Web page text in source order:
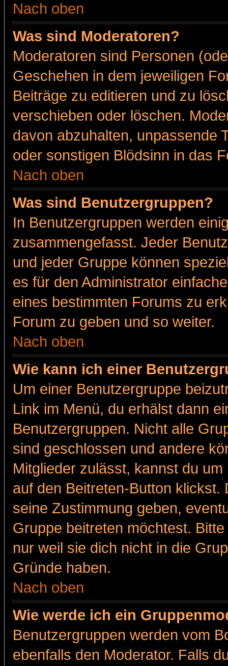
Nach oben
Was sind Moderatoren?
Moderatoren sind Personen
Geschehen in dem jeweiligen
Beiträge zu editieren und zu
verschieben oder löschen.
davon abzuhalten, unpassende
oder sonstigen Blödsinn in das
Nach oben
Was sind Benutzergruppen?
In Benutzergruppen werden
zusammengefasst. Jeder
und jeder Gruppe können
es für den Administrator
eines bestimmten Forums zu
Forum zu geben und so weiter.
Nach oben
Wie kann ich einer
Um einer Benutzergruppe
Link im Menü, du erhälst dann
Benutzergruppen. Nicht alle
sind geschlossen und andere
Mitglieder zulässt, kannst du
auf den Beitreten-Button
seine Zustimmung geben,
Gruppe beitreten möchtest.
nur weil sie dich nicht in die
Gründe haben.
Nach oben
Wie werde ich ein
Benutzergruppen werden vom
ebenfalls den Moderator. Falls